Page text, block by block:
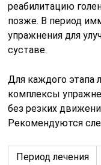
реабилитацию
позже. В период
упражнения для
суставе.
Для каждого этапа
комплексы
без резких
Рекомендуются
Период лечения